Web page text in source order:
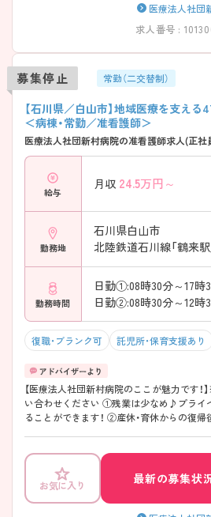
医療法人社団
求人番号 :
募集停止 常勤（二交替制）
【石川県／白山市】地域医療を支え
＜病棟・常勤／准看護師＞
医療法人社団新村病院の准看護師求人(正社
給与
月収 24.5万円～
勤務地
石川県白山市
北陸鉄道石川線「鶴来駅
勤務時間
日勤①:08時30分～17時
日勤②:08時30分～12時
復職・ブランク可 託児所・保育支援あり
【医療法人社団新村病院のここが魅力です
い合わせください ①残業は少なめ♪プライ
ることができます！ ②産休・育休からの復
4ヶ月分と高いです！
お気に入り
最新の募集状